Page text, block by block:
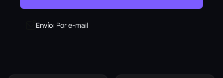
Envío: Por e-mail